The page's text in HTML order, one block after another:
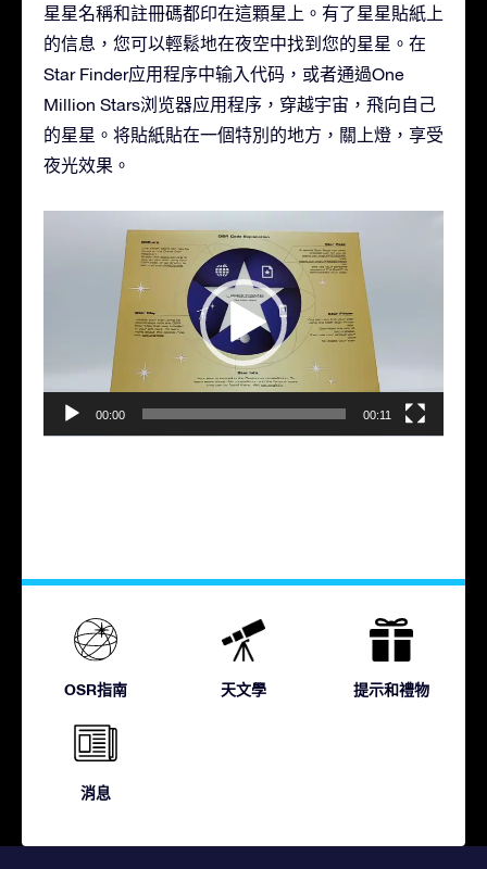
星星名稱和註冊碼都印在這顆星上。有了星星貼紙上
的信息，您可以輕鬆地在夜空中找到您的星星。在
Star Finder应用程序中输入代码，或者通過One
Million Stars浏览器应用程序，穿越宇宙，飛向自己
的星星。将貼紙貼在一個特別的地方，關上燈，享受
夜光效果。
00:00 00:11
OSR指南 天文學 提示和禮物
消息